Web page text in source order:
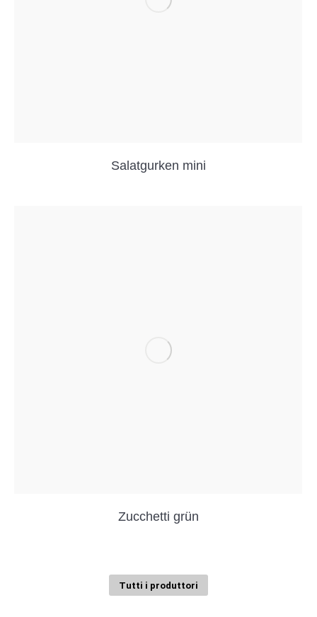
Salatgurken mini
Zucchetti grün
Tutti i produttori